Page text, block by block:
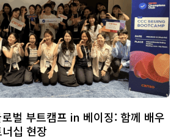
벌 부트캠프 in 베이징: 함께 배우
십 현장